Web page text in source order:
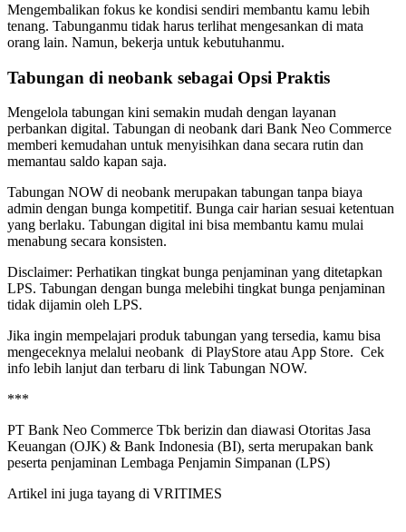
Mengembalikan fokus ke kondisi sendiri membantu kamu lebih
tenang. Tabunganmu tidak harus terlihat mengesankan di mata
orang lain. Namun, bekerja untuk kebutuhanmu.
Tabungan di neobank sebagai Opsi Praktis
Mengelola tabungan kini semakin mudah dengan layanan
perbankan digital. Tabungan di neobank dari Bank Neo Commerce
memberi kemudahan untuk menyisihkan dana secara rutin dan
memantau saldo kapan saja.
Tabungan NOW di neobank merupakan tabungan tanpa biaya
admin dengan bunga kompetitif. Bunga cair harian sesuai ketentuan
yang berlaku. Tabungan digital ini bisa membantu kamu mulai
menabung secara konsisten.
Disclaimer: Perhatikan tingkat bunga penjaminan yang ditetapkan
LPS. Tabungan dengan bunga melebihi tingkat bunga penjaminan
tidak dijamin oleh LPS.
Jika ingin mempelajari produk tabungan yang tersedia, kamu bisa
mengeceknya melalui neobank di PlayStore atau App Store. Cek
info lebih lanjut dan terbaru di link Tabungan NOW.
***
PT Bank Neo Commerce Tbk berizin dan diawasi Otoritas Jasa
Keuangan (OJK) & Bank Indonesia (BI), serta merupakan bank
peserta penjaminan Lembaga Penjamin Simpanan (LPS)
Artikel ini juga tayang di VRITIMES